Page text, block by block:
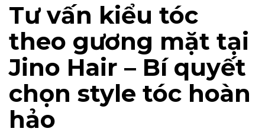
Tư vấn kiểu tóc
theo gương mặt tại
Jino Hair – Bí quyết
chọn style tóc hoàn
hảo